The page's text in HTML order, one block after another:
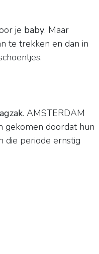
je baby. Maar
te trekken en dan in
. AMSTERDAM
gekomen doordat hun
die periode ernstig